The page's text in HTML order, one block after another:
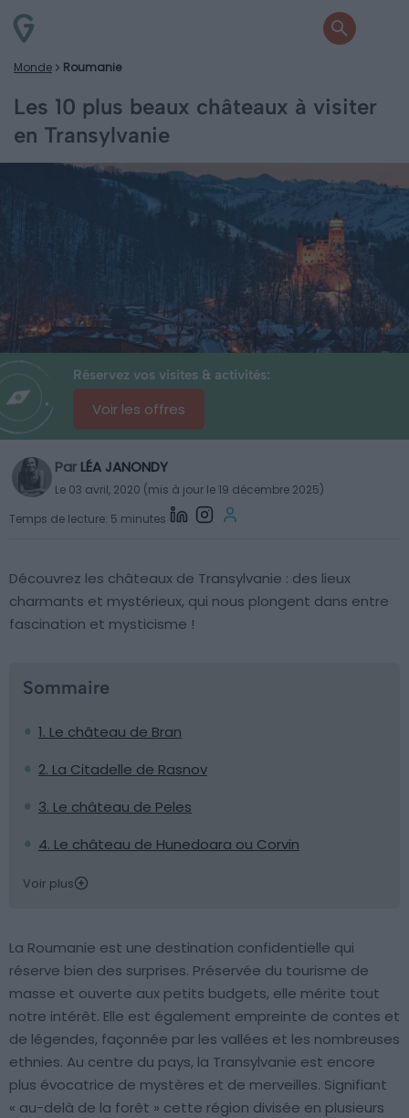
Monde Roumanie
Les 10 plus beaux châteaux à visiter
en Transylvanie
Réservez vos visites & activités:
Voir les offres
Par LÉA JANONDY
Le 03 avril, 2020 (mis à jour le 19 décembre 2025)
Temps de lecture: 5 minutes
Découvrez les châteaux de Transylvanie : des lieux
charmants et mystérieux, qui nous plongent dans entre
fascination et mysticisme !
Sommaire
1. Le château de Bran
2. La Citadelle de Rasnov
3. Le château de Peles
4. Le château de Hunedoara ou Corvin
Voir plus
La Roumanie est une destination confidentielle qui
réserve bien des surprises. Préservée du tourisme de
masse et ouverte aux petits budgets, elle mérite tout
notre intérêt. Elle est également empreinte de contes et
de légendes, façonnée par les vallées et les nombreuses
ethnies. Au centre du pays, la Transylvanie est encore
plus évocatrice de mystères et de merveilles. Signifiant
« au-delà de la forêt » cette région divisée en plusieurs